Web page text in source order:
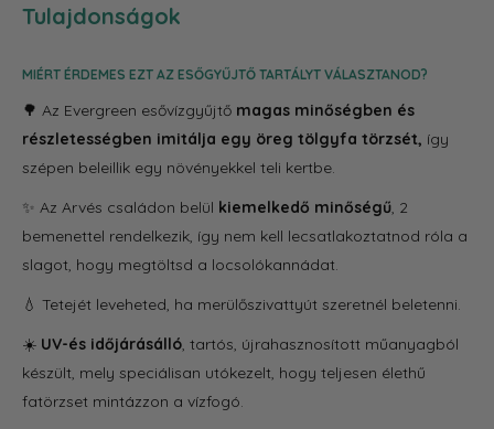
Tulajdonságok
MIÉRT ÉRDEMES EZT AZ ESŐGYŰJTŐ TARTÁLYT VÁLASZTANOD?
🌳 Az Evergreen esővízgyűjtő magas minőségben és
részletességben imitálja egy öreg tölgyfa törzsét, így
szépen beleillik egy növényekkel teli kertbe.
✨ Az Arvés családon belül kiemelkedő minőségű, 2
bemenettel rendelkezik, így nem kell lecsatlakoztatnod róla a
slagot, hogy megtöltsd a locsolókannádat.
💧 Tetejét leveheted, ha merülőszivattyút szeretnél beletenni.
☀️ UV-és időjárásálló, tartós, újrahasznosított műanyagból
készült, mely speciálisan utókezelt, hogy teljesen élethű
fatörzset mintázzon a vízfogó.